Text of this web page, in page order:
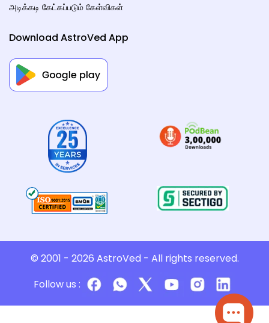
அடிக்கடி கேட்கப்படும் கேள்விகள்
Download AstroVed App
© 2001 - 2026 AstroVed - All rights reserved.
Follow us :